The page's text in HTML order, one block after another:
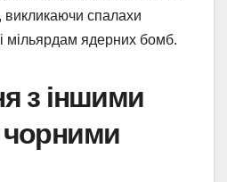
викликаючи спалахи
мільярдам ядерних бомб.
з іншими